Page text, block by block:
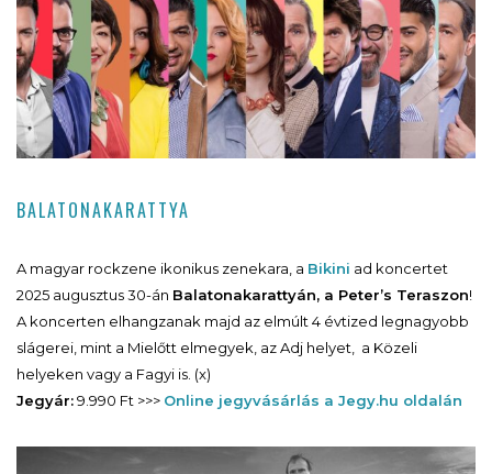
BALATONAKARATTYA
A magyar rockzene ikonikus zenekara, a Bikini ad koncertet
2025 augusztus 30-án Balatonakarattyán, a Peter’s Teraszon!
A koncerten elhangzanak majd az elmúlt 4 évtized legnagyobb
slágerei, mint a Mielőtt elmegyek, az Adj helyet, a Közeli
helyeken vagy a Fagyi is. (x)
Jegyár:9.990 Ft >>> Online jegyvásárlás a Jegy.hu oldalán